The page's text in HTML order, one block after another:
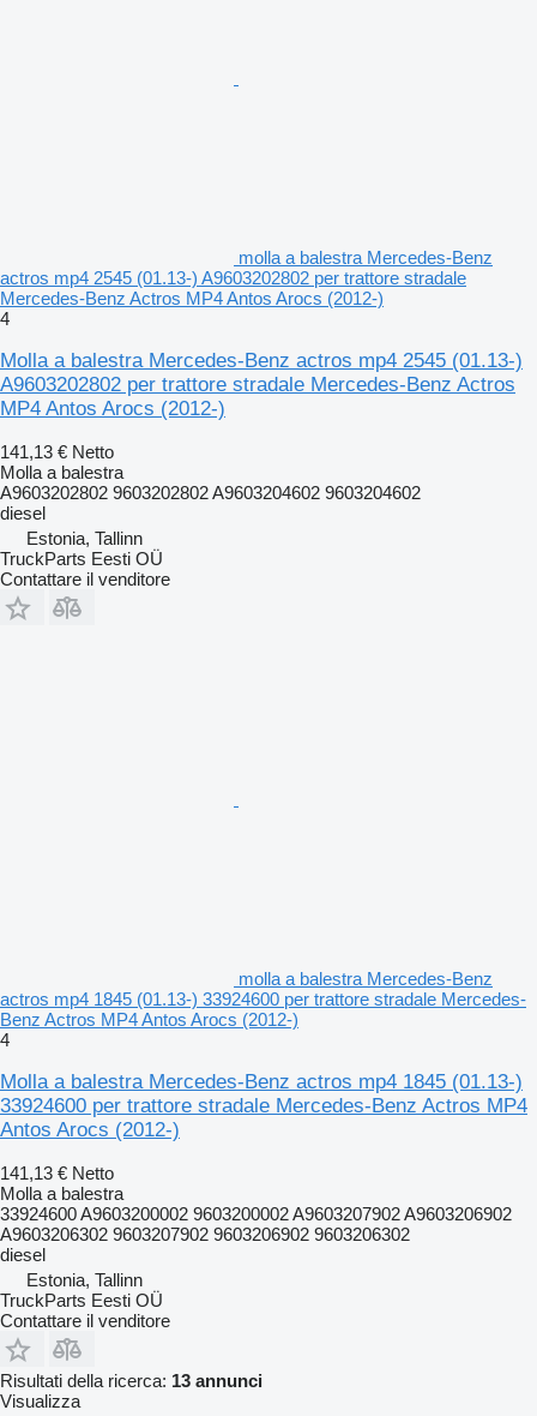
molla a balestra Mercedes-Benz
actros mp4 2545 (01.13-) A9603202802 per trattore stradale
Mercedes-Benz Actros MP4 Antos Arocs (2012-)
4
Molla a balestra Mercedes-Benz actros mp4 2545 (01.13-)
A9603202802 per trattore stradale Mercedes-Benz Actros
MP4 Antos Arocs (2012-)
141,13 € Netto
Molla a balestra
A9603202802 9603202802 A9603204602 9603204602
diesel
Estonia, Tallinn
TruckParts Eesti OÜ
Contattare il venditore
molla a balestra Mercedes-Benz
actros mp4 1845 (01.13-) 33924600 per trattore stradale Mercedes-
Benz Actros MP4 Antos Arocs (2012-)
4
Molla a balestra Mercedes-Benz actros mp4 1845 (01.13-)
33924600 per trattore stradale Mercedes-Benz Actros MP4
Antos Arocs (2012-)
141,13 € Netto
Molla a balestra
33924600 A9603200002 9603200002 A9603207902 A9603206902
A9603206302 9603207902 9603206902 9603206302
diesel
Estonia, Tallinn
TruckParts Eesti OÜ
Contattare il venditore
Risultati della ricerca: 13 annunci
Visualizza